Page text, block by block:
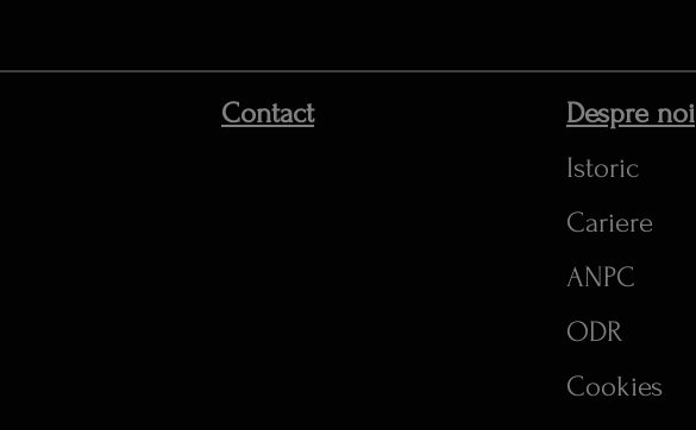
Contact
Despre noi
Istoric
Cariere
ANPC
ODR
Cookies